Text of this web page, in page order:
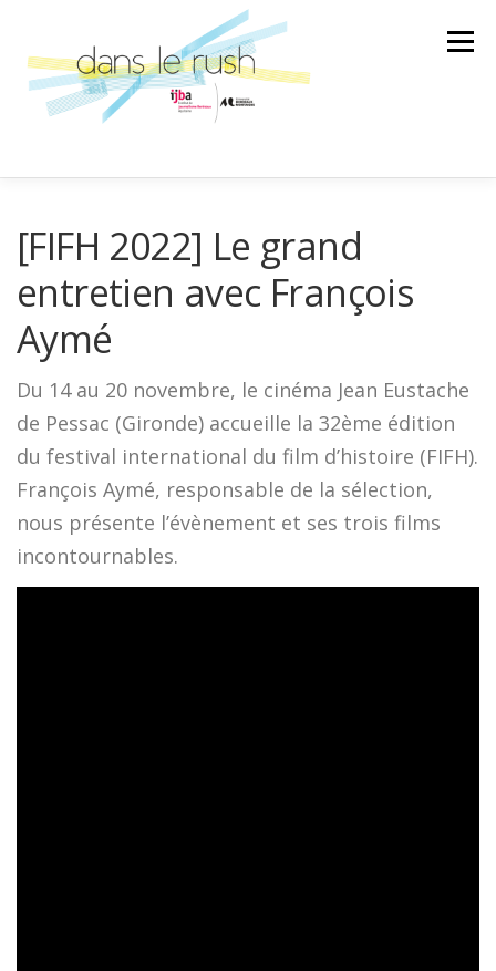
contenu
Menu
SCIENCE ET TECHNOLOGIE LA BANDE SON
LA SPÉCIALE ÉMISSION
AU GRÉ DES RENCONTRES
[FIFH 2022] Le grand
entretien avec François
Aymé
Du 14 au 20 novembre, le cinéma Jean Eustache
de Pessac (Gironde) accueille la 32ème édition
du festival international du film d’histoire (FIFH).
François Aymé, responsable de la sélection,
nous présente l’évènement et ses trois films
incontournables.